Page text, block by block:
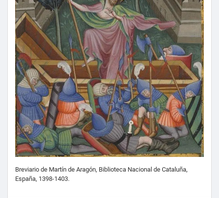
Breviario de Martín de Aragón, Biblioteca Nacional de Cataluña,
España, 1398-1403.